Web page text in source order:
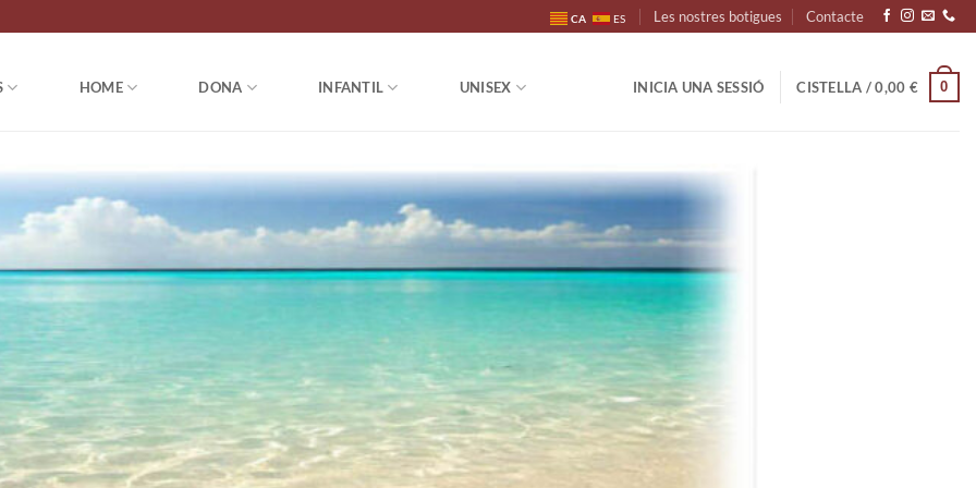
CA ES Les nostres botigues Contacte
HOME DONA INFANTIL UNISEX INICIA UNA SESSIÓ CISTELLA /0,00 € 0